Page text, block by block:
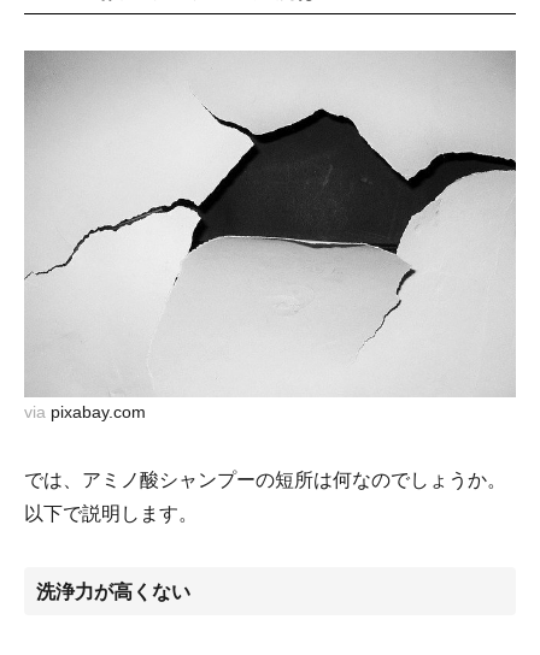
「3分泡パック」がおすすめ。泡パックをすることで地肌の角
【ハリ・コシのある美しい髪の毛へ】洗い流すシャンプーで美
髪を目指すため、美容成分をぜいたくにブレンドしました。髪
の根元からケアするため時間はかかってしまいますが、ハリ・
コシ・ツヤのある美髪へ導きます。
【商品詳細】[香り]:柑橘系の香り [内容量]:400ml [髪質]:全髪質
対応 [原産国]:日本
via pixabay.com
では、アミノ酸シャンプーの短所は何なのでしょうか。
以下で説明します。
洗浄力が高くない